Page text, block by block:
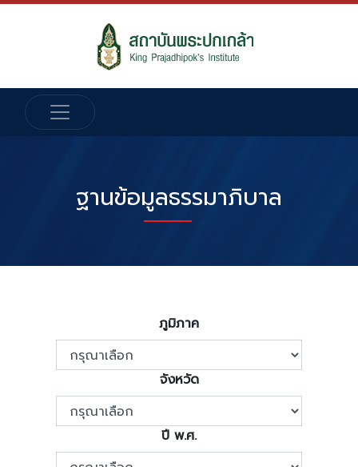
ฐานข้อมูลธรรมาภิบาล
ภูมิภาค
จังหวัด
ปี พ.ศ.